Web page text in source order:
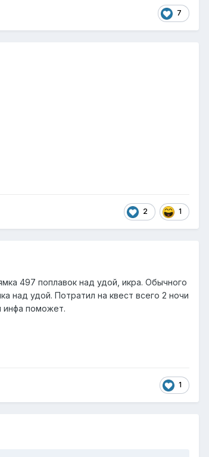
7
2 1
497 поплавок над удой, икра. Обычного
над удой. Потратил на квест всего 2 ночи
инфа поможет.
1